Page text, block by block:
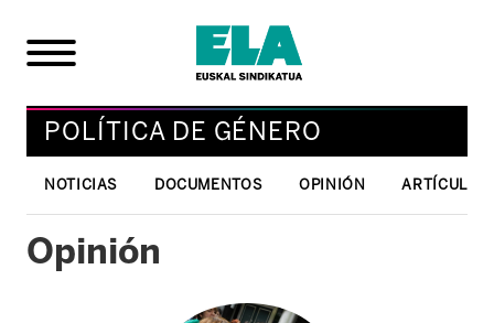
POLÍTICA DE GÉNERO
NOTICIAS DOCUMENTOS OPINIÓN
Opinión